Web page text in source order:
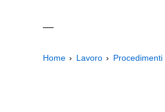
Home Lavoro Procedimenti